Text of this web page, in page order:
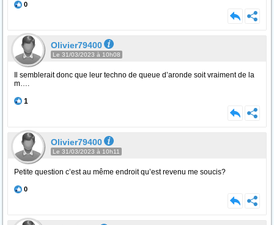
0
Olivier79400
Le 31/03/2023 à 10h08
Il semblerait donc que leur techno de queue d’aronde soit vraiment de la
m….
1
Olivier79400
Le 31/03/2023 à 10h11
Petite question c’est au même endroit qu’est revenu me soucis?
0